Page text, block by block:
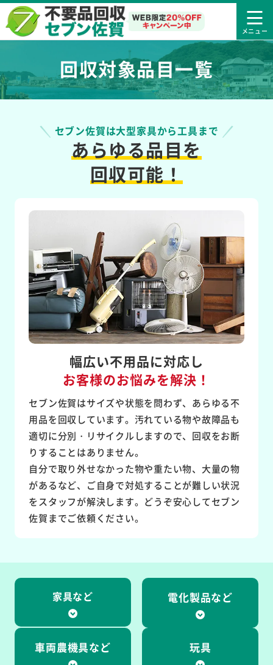
回収対象品目一覧
セブン佐賀は大型家具から工具まで
あらゆる品目を
回収可能！
幅広い不用品に対応し
お客様のお悩みを解決！
セブン佐賀はサイズや状態を問わず、あらゆる不
用品を回収しています。汚れている物や故障品も
適切に分別・リサイクルしますので、回収をお断
りすることはありません。
自分で取り外せなかった物や重たい物、大量の物
があるなど、ご自身で対処することが難しい状況
をスタッフが解決します。どうぞ安心してセブン
佐賀までご依頼ください。
家具など 電化製品など
車両農機具など 玩具